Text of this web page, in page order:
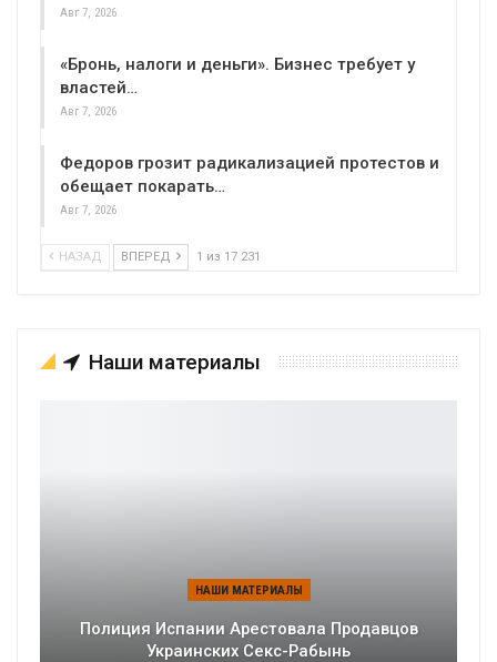
Авг 7, 2026
«Бронь, налоги и деньги». Бизнес требует у
властей…
Авг 7, 2026
Федоров грозит радикализацией протестов и
обещает покарать…
Авг 7, 2026
НАЗАД ВПЕРЕД 1 из 17 231
Наши материалы
НАШИ МАТЕРИАЛЫ
Полиция Испании Арестовала Продавцов
Украинских Секс-Рабынь